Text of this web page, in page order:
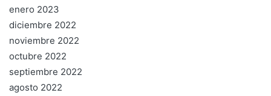
enero 2023
diciembre 2022
noviembre 2022
octubre 2022
septiembre 2022
agosto 2022